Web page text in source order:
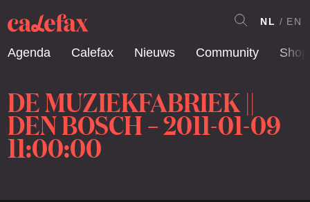
Agenda Calefax Nieuws Community Shop
NL EN
DE MUZIEKFABRIEK ||
DEN BOSCH – 2011-01-09
11:00:00